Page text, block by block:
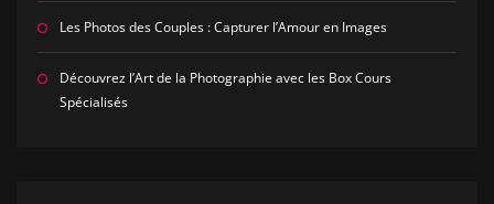
Les Photos des Couples : Capturer l’Amour en Images
Découvrez l’Art de la Photographie avec les Box Cours
Spécialisés